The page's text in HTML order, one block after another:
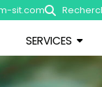
sit.com
SERVICES